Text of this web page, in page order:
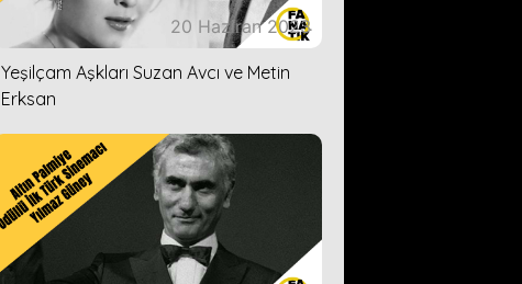
20 Haziran 2023
Yeşilçam Aşkları Suzan Avcı ve Metin
Erksan